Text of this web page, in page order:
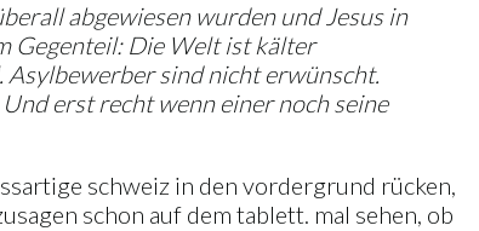
abgewiesen wurden und Jesus in
Gegenteil: Die Welt ist kälter
sind nicht erwünscht.
erst recht wenn einer noch seine
schweiz in den vordergrund rücken,
schon auf dem tablett. mal sehen, ob